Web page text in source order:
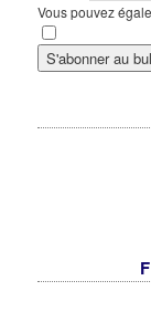
Vous pouvez